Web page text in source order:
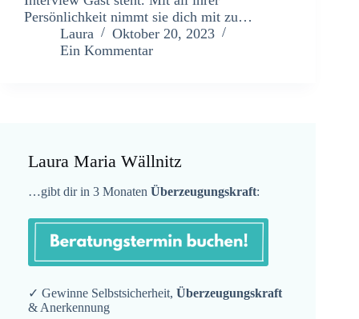
Persönlichkeit nimmt sie dich mit zu…
Laura
Oktober 20, 2023
Ein Kommentar
Laura Maria Wällnitz
…gibt dir in 3 Monaten Überzeugungskraft:
✓ Gewinne Selbstsicherheit, Überzeugungskraft
& Anerkennung